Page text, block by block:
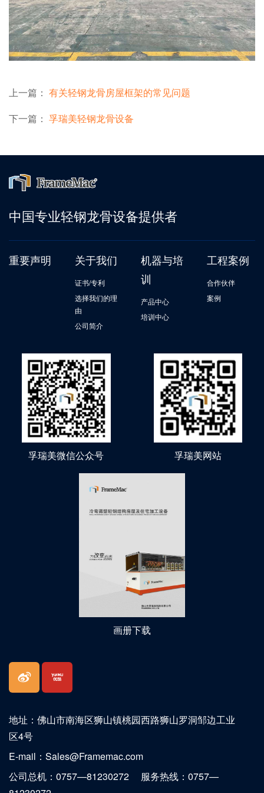
上一篇： 有关轻钢龙骨房屋框架的常见问题
下一篇： 孚瑞美轻钢龙骨设备
中国专业轻钢龙骨设备提供者
重要声明 关于我们
证书/专利
选择我们的理
由
公司简介
机器与培
训
产品中心
培训中心
工程案例
合作伙伴
案例
孚瑞美微信公众号 孚瑞美网站
画册下载
地址：佛山市南海区狮山镇桃园西路狮山罗洞邹边工业
区4号
E-mail：Sales@Framemac.com
公司总机：0757—81230272
服务热线：0757—